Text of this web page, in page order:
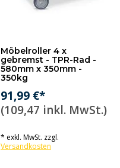
Möbelroller 4 x
gebremst - TPR-Rad -
580mm x 350mm -
350kg
91,99 €*
(109,47 inkl. MwSt.)
* exkl. MwSt. zzgl.
Versandkosten